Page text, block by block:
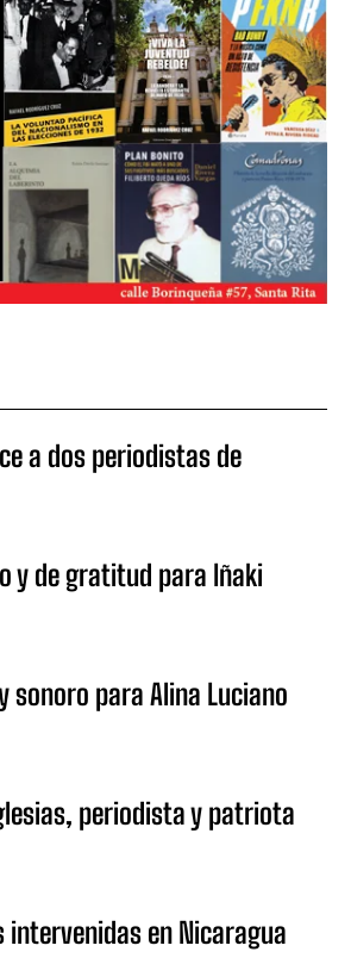
a dos periodistas de
y de gratitud para Iñaki
sonoro para Alina Luciano
periodista y patriota
intervenidas en Nicaragua